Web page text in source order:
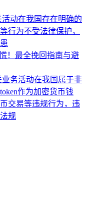
动在我国存在明确的
行为不受法律保护，
！最全挽回指南与避
务活动在我国属于非
作为加密货币钱
交易等违规行为，违
规